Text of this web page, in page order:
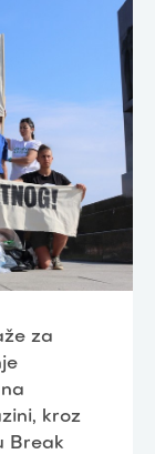
za
kroz
Break